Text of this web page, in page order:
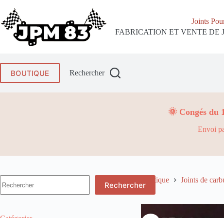
contenu
Joints
FABRICATION ET VENTE DE
BOUTIQUE Rechercher
🌞 Congés du
Envoi
Boutique Joints de
Rechercher
résultat